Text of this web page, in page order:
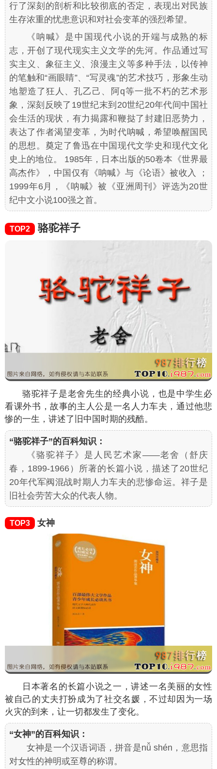
行了深刻的剖析和比较彻底的否定，表现出对民族
生存浓重的忧患意识和对社会变革的强烈希望。
《呐喊》是中国现代小说的开端与成熟的标
志，开创了现代现实主义文学的先河。作品通过写
实主义、象征主义、浪漫主义等多种手法，以传神
的笔触和“画眼睛”、“写灵魂”的艺术技巧，形象生动
地塑造了狂人、孔乙己、阿q等一批不朽的艺术形
象，深刻反映了19世纪末到20世纪20年代间中国社
会生活的现状，有力揭露和鞭挞了封建旧恶势力，
表达了作者渴望变革，为时代呐喊，希望唤醒国民
的思想。奠定了鲁迅在中国现代文学史和现代文化
史上的地位。 1985年，日本出版的50卷本《世界最
高杰作》，中国仅有《呐喊》与《论语》被收入 ；
1999年6月，《呐喊》被《亚洲周刊》评选为20世
纪中文小说100强之首。
TOP2 骆驼祥子
骆驼祥子是老舍先生的经典小说，也是中学生必
看课外书，故事的主人公是一名人力车夫，通过他悲
惨的一生，讲述了旧中国时期的残酷。
“骆驼祥子”的百科知识：
《骆驼祥子》是人民艺术家——老舍（舒庆
春，1899-1966）所著的长篇小说，描述了20世纪
20年代军阀混战时期人力车夫的悲惨命运。祥子是
旧社会劳苦大众的代表人物。
TOP3 女神
日本著名的长篇小说之一，讲述一名美丽的女性
被自己的丈夫打扮成为了社交名媛，不过却因为一场
火灾的到来，让一切都发生了变化。
“女神”的百科知识：
女神是一个汉语词语，拼音是nǚ shén，意思指
对女性的神明或至尊的称谓。